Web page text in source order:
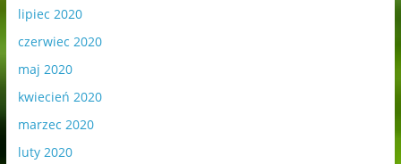
lipiec 2020
czerwiec 2020
maj 2020
kwiecień 2020
marzec 2020
luty 2020